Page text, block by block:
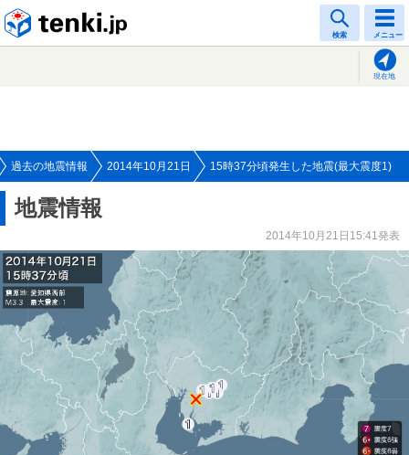
検索 メニュー
現在地
過去の地震情報 2014年10月21日 15時37分頃発生した地震(最大震度1)
地震情報
2014年10月21日15:41発表